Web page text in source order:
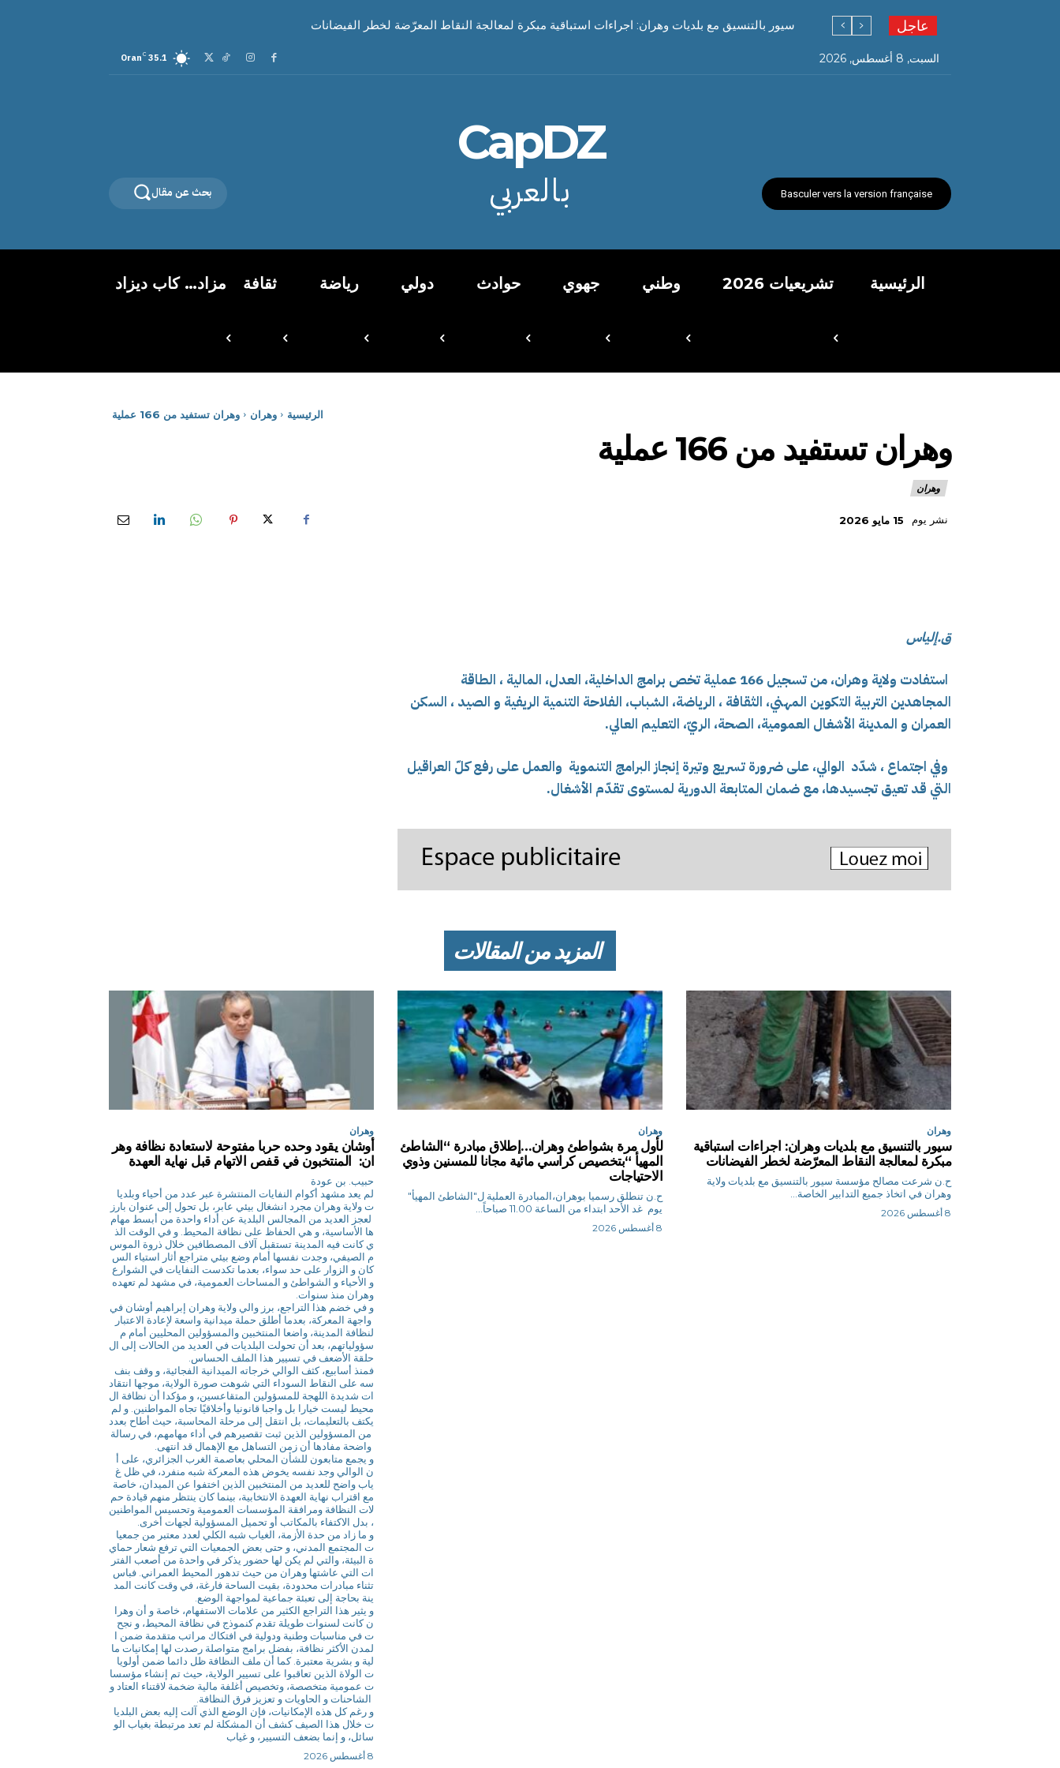
عاجل سيور بالتنسيق مع بلديات وهران: اجراءات استباقية مبكرة لمعالجة النقاط المعرّضة لخطر الفيضانات
السبت, 8 أغسطس, 2026 35.1
C
Oran
Basculer vers la version française
CapDZ
بالعربي بحث عن مقال
الرئيسية تشريعيات 2026 وطني جهوي حوادث دولي رياضة ثقافة مزاد… كاب ديزاد
الرئيسية وهران وهران تستفيد من 166 عملية
وهران تستفيد من 166 عملية
وهران
نشر يوم 15 مايو 2026
ق.إلياس
استفادت ولاية وهران، من تسجيل 166 عملية تخص برامج الداخلية، العدل، المالية ، الطاقة
المجاهدين التربية التكوين المهني، الثقافة ، الرياضة، الشباب، الفلاحة التنمية الريفية و الصيد ، السكن
العمران و المدينة الأشغال العمومية، الصحة، الريّ، التعليم العالي.
وفي اجتماع ، شدّد الوالي، على ضرورة تسريع وتيرة إنجاز البرامج التنموية والعمل على رفع كلّ العراقيل
التي قد تعيق تجسيدها، مع ضمان المتابعة الدورية لمستوى تقدّم الأشغال.
المزيد من المقالات
وهران
سيور بالتنسيق مع بلديات وهران: اجراءات استباقية
مبكرة لمعالجة النقاط المعرّضة لخطر الفيضانات
ح.ن شرعت مصالح مؤسسة سيور بالتنسيق مع بلديات ولاية
وهران في اتخاذ جميع التدابير الخاصة...
8 أغسطس 2026
وهران
لأول مرة بشواطئ وهران…إطلاق مبادرة “الشاطئ
المهيأ “بتخصيص كراسي مائية مجانا للمسنين وذوي
الاحتياجات
ح.ن تنطلق رسميا بوهران،المبادرة العملية ل"الشاطئ المهيأ"
يوم غد الأحد ابتداء من الساعة 11.00 صباحاً...
8 أغسطس 2026
وهران
أوشان يقود وحده حربا مفتوحة لاستعادة نظافة وهر
ان: المنتخبون في قفص الاتهام قبل نهاية العهدة
حبيب. بن عودة
لم يعد مشهد أكوام النفايات المنتشرة عبر عدد من أحياء وبلديا
ت ولاية وهران مجرد انشغال بيئي عابر، بل تحول إلى عنوان بارز
لعجز العديد من المجالس البلدية عن أداء واحدة من أبسط مهام
ها الأساسية، و هي الحفاظ على نظافة المحيط. و في الوقت الذ
ي كانت فيه المدينة تستقبل آلاف المصطافين خلال ذروة الموس
م الصيفي، وجدت نفسها أمام وضع بيئي متراجع أثار استياء الس
كان و الزوار على حد سواء، بعدما تكدست النفايات في الشوارع
و الأحياء و الشواطئ و المساحات العمومية، في مشهد لم تعهده
وهران منذ سنوات.
و في خضم هذا التراجع، برز والي ولاية وهران إبراهيم أوشان في
واجهة المعركة، بعدما أطلق حملة ميدانية واسعة لإعادة الاعتبار
لنظافة المدينة، واضعا المنتخبين والمسؤولين المحليين أمام م
سؤولياتهم، بعد أن تحولت البلديات في العديد من الحالات إلى ال
حلقة الأضعف في تسيير هذا الملف الحساس.
فمنذ أسابيع، كثف الوالي خرجاته الميدانية الفجائية، و وقف بنف
سه على النقاط السوداء التي شوهت صورة الولاية، موجها انتقاد
ات شديدة اللهجة للمسؤولين المتقاعسين، و مؤكدا أن نظافة ال
محيط ليست خيارا بل واجبا قانونيا وأخلاقيًا تجاه المواطنين. و لم
يكتف بالتعليمات، بل انتقل إلى مرحلة المحاسبة، حيث أطاح بعدد
من المسؤولين الذين ثبت تقصيرهم في أداء مهامهم، في رسالة
واضحة مفادها أن زمن التساهل مع الإهمال قد انتهى.
و يجمع متابعون للشأن المحلي بعاصمة الغرب الجزائري، على أ
ن الوالي وجد نفسه يخوض هذه المعركة شبه منفرد، في ظل غ
ياب واضح للعديد من المنتخبين الذين اختفوا عن الميدان، خاصة
مع اقتراب نهاية العهدة الانتخابية، بينما كان ينتظر منهم قيادة حم
لات النظافة ومرافقة المؤسسات العمومية وتحسيس المواطنين
، بدل الاكتفاء بالمكاتب أو تحميل المسؤولية لجهات أخرى.
و ما زاد من حدة الأزمة، الغياب شبه الكلي لعدد معتبر من جمعيا
ت المجتمع المدني، و حتى بعض الجمعيات التي ترفع شعار حماي
ة البيئة، والتي لم يكن لها حضور يذكر في واحدة من أصعب الفتر
ات التي عاشتها وهران من حيث تدهور المحيط العمراني. فباس
تثناء مبادرات محدودة، بقيت الساحة فارغة، في وقت كانت المد
ينة بحاجة إلى تعبئة جماعية لمواجهة الوضع.
و يثير هذا التراجع الكثير من علامات الاستفهام، خاصة و أن وهرا
ن كانت لسنوات طويلة تقدم كنموذج في نظافة المحيط، و نجح
ت في مناسبات وطنية ودولية في افتكاك مراتب متقدمة ضمن ا
لمدن الأكثر نظافة، بفضل برامج متواصلة رصدت لها إمكانيات ما
لية و بشرية معتبرة. كما أن ملف النظافة ظل دائما ضمن أولويا
ت الولاة الذين تعاقبوا على تسيير الولاية، حيث تم إنشاء مؤسسا
ت عمومية متخصصة، وتخصيص أغلفة مالية ضخمة لاقتناء العتاد و
الشاحنات و الحاويات و تعزيز فرق النظافة.
و رغم كل هذه الإمكانيات، فإن الوضع الذي آلت إليه بعض البلديا
ت خلال هذا الصيف كشف أن المشكلة لم تعد مرتبطة بغياب الو
سائل، و إنما بضعف التسيير، و غياب
8 أغسطس 2026